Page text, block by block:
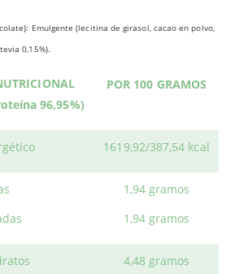
Emulgente (lecitina de girasol, cacao en polvo,
0,15%).
96,95%)
POR 100 GRAMOS
1619,92/387,54 kcal
1,94 gramos
1,94 gramos
4,48 gramos